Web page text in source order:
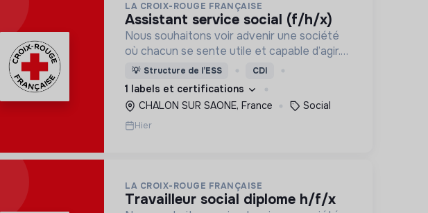
LA CROIX-ROUGE FRANÇAISE
assistant service social (f/h/x)
Nous souhaitons voir advenir une société
où chacun se sente utile et capable d’agir.
Pour cela, nous proposons des moyens et
des lieux d’engagement innovants et
adaptés à tous.
💡 Structure de l’ESS CDI
1 labels et certifications
CHALON SUR SAONE, France
Social
Hier
LA CROIX-ROUGE FRANÇAISE
travailleur social diplome h/f/x